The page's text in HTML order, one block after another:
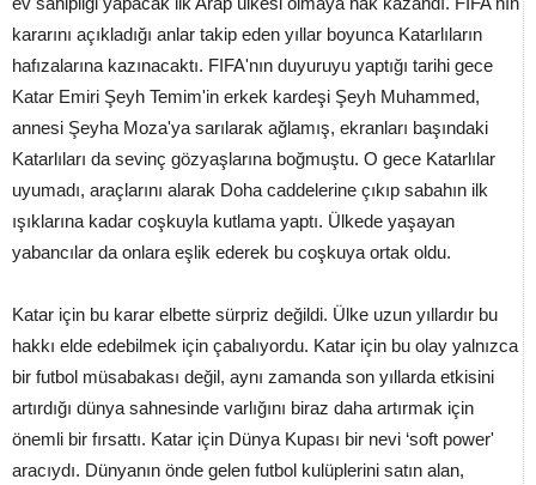
kararını açıkladığı anlar takip eden yıllar boyunca Katarlıların
hafızalarına kazınacaktı. FIFA'nın duyuruyu yaptığı tarihi gece
Katar Emiri Şeyh Temim'in erkek kardeşi Şeyh Muhammed,
annesi Şeyha Moza'ya sarılarak ağlamış, ekranları başındaki
Katarlıları da sevinç gözyaşlarına boğmuştu. O gece Katarlılar
uyumadı, araçlarını alarak Doha caddelerine çıkıp sabahın ilk
ışıklarına kadar coşkuyla kutlama yaptı. Ülkede yaşayan
yabancılar da onlara eşlik ederek bu coşkuya ortak oldu.
Katar için bu karar elbette sürpriz değildi. Ülke uzun yıllardır bu
hakkı elde edebilmek için çabalıyordu. Katar için bu olay yalnızca
bir futbol müsabakası değil, aynı zamanda son yıllarda etkisini
artırdığı dünya sahnesinde varlığını biraz daha artırmak için
önemli bir fırsattı. Katar için Dünya Kupası bir nevi ‘soft power'
aracıydı. Dünyanın önde gelen futbol kulüplerini satın alan,